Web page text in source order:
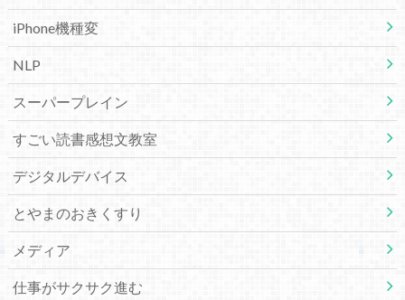
iPhone機種変
NLP
スーパープレイン
すごい読書感想文教室
デジタルデバイス
とやまのおきくすり
メディア
仕事がサクサク進む